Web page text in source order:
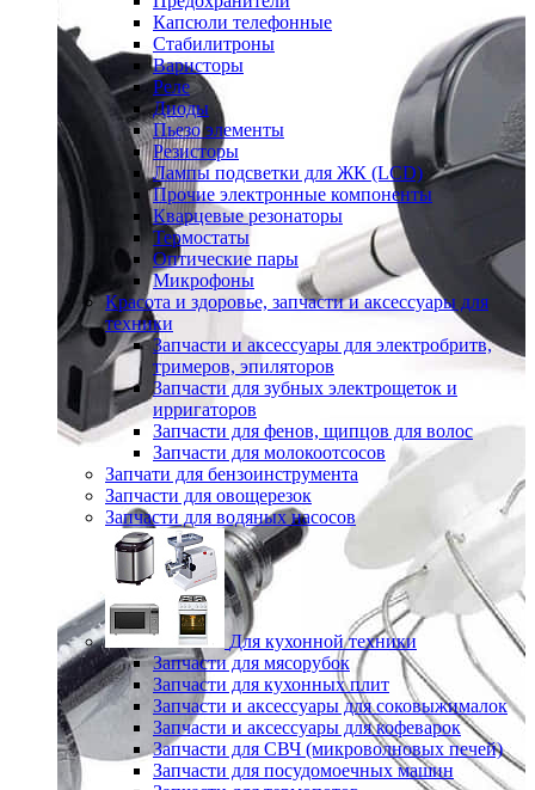
Капсюли телефонные
Стабилитроны
Варисторы
Реле
Диоды
Пьезо элементы
Резисторы
Лампы подсветки для ЖК (LCD)
Прочие электронные компоненты
Кварцевые резонаторы
Термостаты
Оптические пары
Микрофоны
Красота и здоровье, запчасти и аксессуары для
техники
Запчасти и аксессуары для электробритв,
тримеров, эпиляторов
Запчасти для зубных электрощеток и
ирригаторов
Запчасти для фенов, щипцов для волос
Запчасти для молокоотсосов
Запчати для бензоинструмента
Запчасти для овощерезок
Запчасти для водяных насосов
Для кухонной техники
Запчасти для мясорубок
Запчасти для кухонных плит
Запчасти и аксессуары для соковыжималок
Запчасти и аксессуары для кофеварок
Запчасти для СВЧ (микроволновых печей)
Запчасти для посудомоечных машин